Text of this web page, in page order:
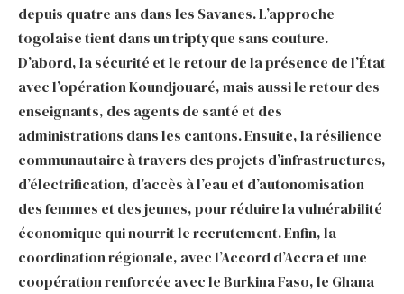
depuis quatre ans dans les Savanes. L’approche
togolaise tient dans un triptyque sans couture.
D’abord, la sécurité et le retour de la présence de l’État
avec l’opération Koundjouaré, mais aussi le retour des
enseignants, des agents de santé et des
administrations dans les cantons. Ensuite, la résilience
communautaire à travers des projets d’infrastructures,
d’électrification, d’accès à l’eau et d’autonomisation
des femmes et des jeunes, pour réduire la vulnérabilité
économique qui nourrit le recrutement. Enfin, la
coordination régionale, avec l’Accord d’Accra et une
coopération renforcée avec le Burkina Faso, le Ghana